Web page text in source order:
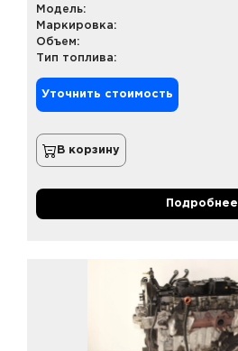
Модель:
Маркировка:
Объем:
Тип топлива:
Уточнить стоимость
В корзину
Подробнее